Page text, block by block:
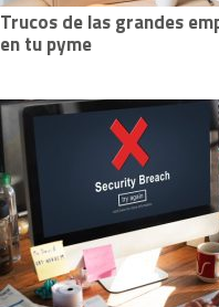
Trucos de las grandes
en tu pyme